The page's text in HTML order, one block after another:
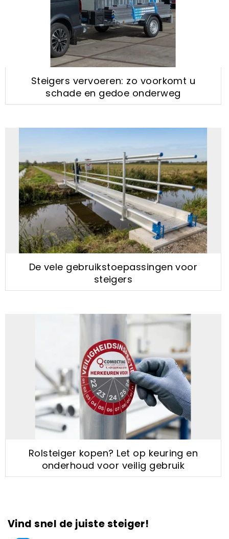
Steigers vervoeren: zo voorkomt u
schade en gedoe onderweg
De vele gebruikstoepassingen voor
steigers
Rolsteiger kopen? Let op keuring en
onderhoud voor veilig gebruik
Vind snel de juiste steiger!